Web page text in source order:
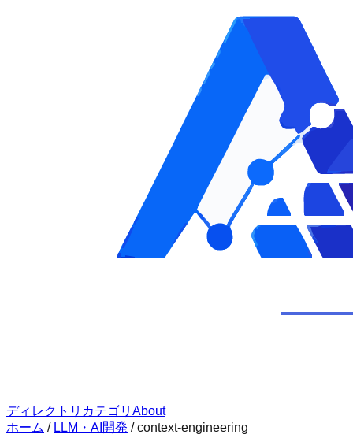
ディレクトリ カテゴリ About
ホーム / LLM・AI開発 /context-engineering